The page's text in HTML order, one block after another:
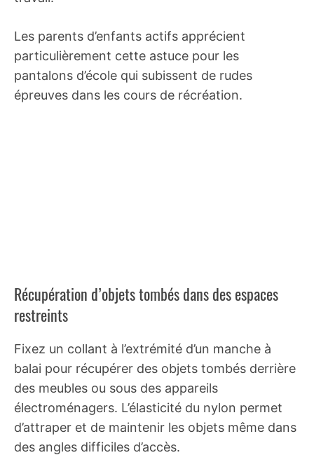
Les parents d’enfants actifs apprécient
particulièrement cette astuce pour les
pantalons d’école qui subissent de rudes
épreuves dans les cours de récréation.
Récupération d’objets tombés dans des espaces
restreints
Fixez un collant à l’extrémité d’un manche à
balai pour récupérer des objets tombés derrière
des meubles ou sous des appareils
électroménagers. L’élasticité du nylon permet
d’attraper et de maintenir les objets même dans
des angles difficiles d’accès.